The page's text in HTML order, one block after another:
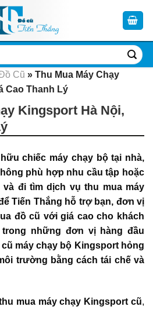
Cũ » Thu Mua Máy Chạy
Cao Thanh Lý
Kingsport Hà Nội,
chiếc máy chạy bộ tại nhà,
phù hợp nhu cầu tập hoặc
đi tìm dịch vụ thu mua máy
Tiến Thắng hỗ trợ bạn, đơn vị
đồ cũ với giá cao cho khách
những đơn vị hàng đầu
máy chạy bộ Kingsport hỏng
trường bằng cách tái chế và
mua máy chạy Kingsport cũ,